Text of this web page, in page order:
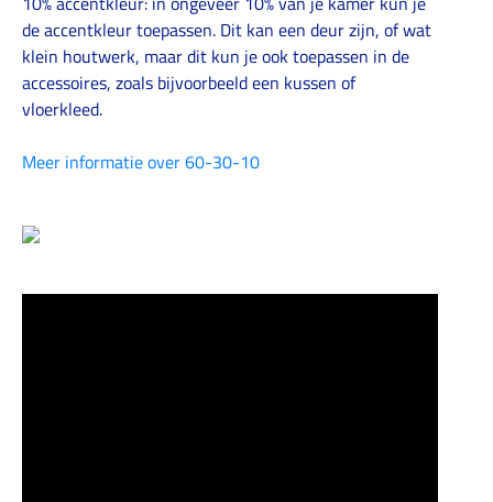
de accentkleur toepassen. Dit kan een deur zijn, of wat
klein houtwerk, maar dit kun je ook toepassen in de
accessoires, zoals bijvoorbeeld een kussen of
vloerkleed.
Meer informatie over 60-30-10